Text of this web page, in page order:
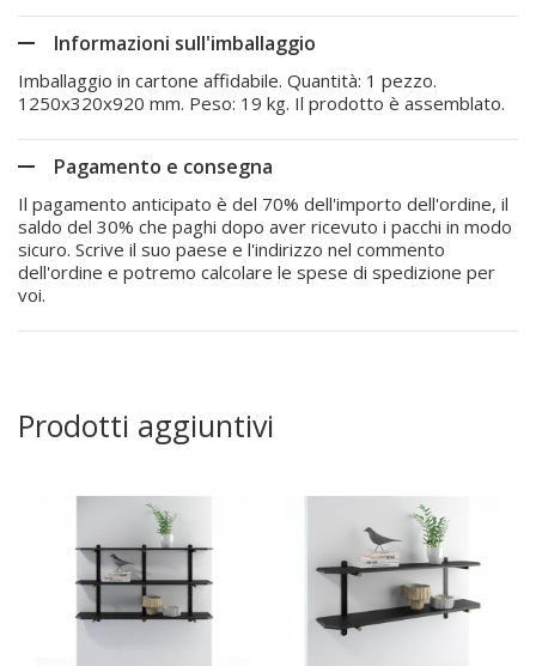
Informazioni sull'imballaggio
Imballaggio in cartone affidabile. Quantità: 1 pezzo.
1250x320x920 mm. Peso: 19 kg. Il prodotto è assemblato.
Pagamento e consegna
Il pagamento anticipato è del 70% dell'importo dell'ordine, il
saldo del 30% che paghi dopo aver ricevuto i pacchi in modo
sicuro. Scrive il suo paese e l'indirizzo nel commento
dell'ordine e potremo calcolare le spese di spedizione per
voi.
Prodotti aggiuntivi